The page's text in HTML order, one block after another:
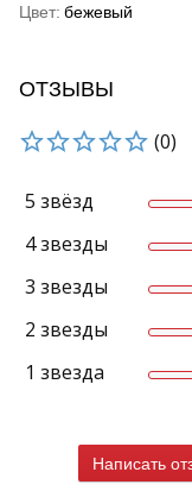
Цвет бежевый
ОТЗЫВЫ
(0)
5 звёзд
4 звезды
3 звезды
2 звезды
1 звезда
Написать